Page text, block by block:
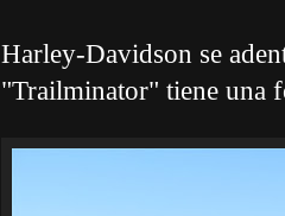
Harley-Davidson se
"Trailminator" tiene una